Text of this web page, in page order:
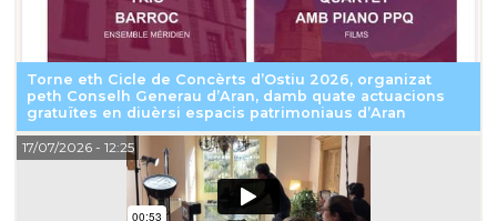
Torne eth Cicle de Concèrts d’Ostiu 2026, organizat
peth Conselh Generau d’Aran, damb quate actuacions
gratuïtes en diuèrsi espacis patrimoniaus d’Aran
17/07/2026- 12:25